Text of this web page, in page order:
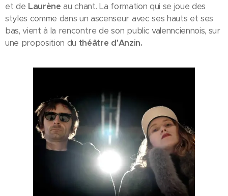
et de Laurène au chant. La formation qui se joue des
styles comme dans un ascenseur avec ses hauts et ses
bas, vient à la rencontre de son public valennciennois, sur
une proposition du théâtre d'Anzin.